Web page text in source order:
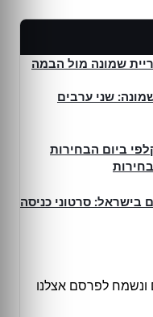
5״ בקריית שמונה: שני ערבים
בישראל: סרטוני כניסה
ונשמח לפרסם אצלנו